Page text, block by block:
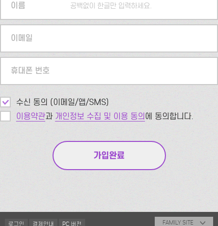
이름 공백없이 한글만 입력하세요.
이메일
휴대폰 번호
수신 동의 (이메일/앱/SMS)
이용약관과 개인정보 수집 및 이용 동의에 동의합니다.
로그인 결제안내 PC 버전 FAMILY SITE